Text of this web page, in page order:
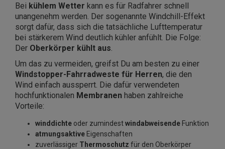
Bei kühlem Wetter kann es für Radfahrer schnell
unangenehm werden. Der sogenannte Windchill-Effekt
sorgt dafür, dass sich die tatsächliche Lufttemperatur
bei stärkerem Wind deutlich kühler anfühlt. Die Folge:
Der Oberkörper kühlt aus
Um das zu vermeiden, greifst Du am besten zu einer
Windstopper-Fahrradweste für Herren, die den
Wind einfach aussperrt. Die dafür verwendeten
hochfunktionalen Membranen haben zahlreiche
Vorteile:
winddichte oder zumindestwindabweisende Funktion
atmungsaktive Eigenschaften
zuverlässiger Thermoschutz für den Oberkörper